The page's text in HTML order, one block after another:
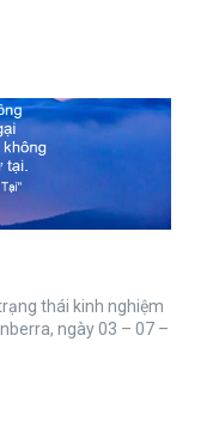
thái kinh nghiệm